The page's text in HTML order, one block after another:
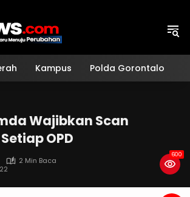
Kampus Polda Gorontalo
Wajibkan Scan
OPD
2 Min Baca
600